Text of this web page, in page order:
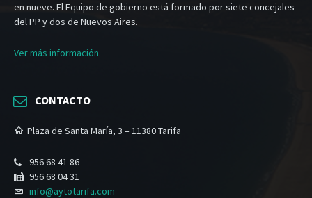
en nueve. El Equipo de gobierno está formado por siete concejales
del PP y dos de Nuevos Aires.
Ver más información.
CONTACTO
Plaza de Santa María, 3 – 11380 Tarifa
956 68 41 86
956 68 04 31
info@aytotarifa.com